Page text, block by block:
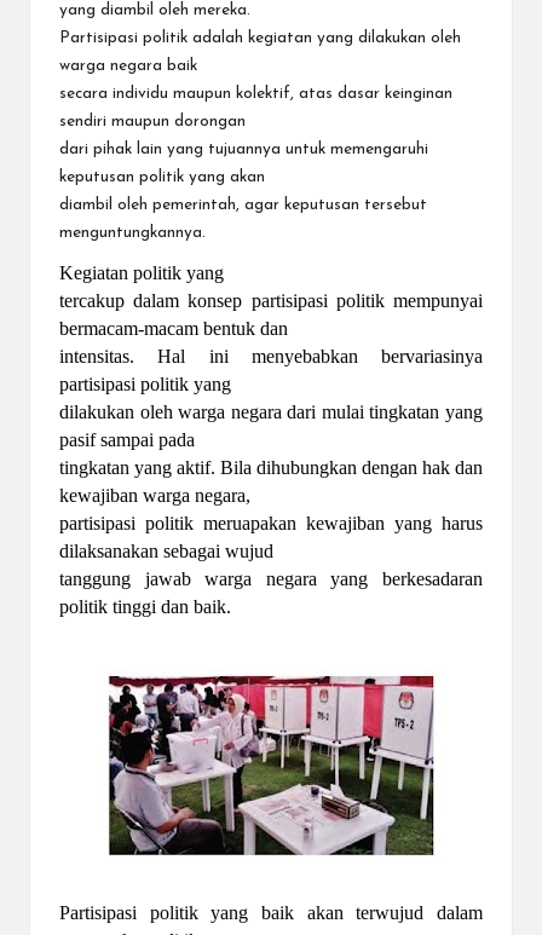
yang diambil oleh mereka.
Partisipasi politik adalah kegiatan yang dilakukan oleh
warga negara baik
secara individu maupun kolektif, atas dasar keinginan
sendiri maupun dorongan
dari pihak lain yang tujuannya untuk memengaruhi
keputusan politik yang akan
diambil oleh pemerintah, agar keputusan tersebut
menguntungkannya.
Kegiatan politik yang
tercakup dalam konsep partisipasi politik mempunyai
bermacam-macam bentuk dan
intensitas. Hal ini menyebabkan bervariasinya
partisipasi politik yang
dilakukan oleh warga negara dari mulai tingkatan yang
pasif sampai pada
tingkatan yang aktif. Bila dihubungkan dengan hak dan
kewajiban warga negara,
partisipasi politik meruapakan kewajiban yang harus
dilaksanakan sebagai wujud
tanggung jawab warga negara yang berkesadaran
politik tinggi dan baik.
Partisipasi politik yang baik akan terwujud dalam